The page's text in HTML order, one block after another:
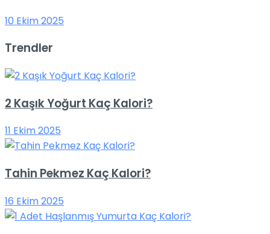
10 Ekim 2025
Trendler
2 Kaşık Yoğurt Kaç Kalori?
11 Ekim 2025
Tahin Pekmez Kaç Kalori?
16 Ekim 2025